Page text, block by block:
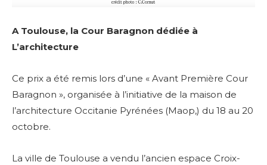
A Toulouse, la Cour Baragnon dédiée à
L’architecture
Ce prix a été remis lors d’une « Avant Première Cour
Baragnon », organisée à l’initiative de la maison de
l’architecture Occitanie Pyrénées (Maop,) du 18 au 20
octobre.
La ville de Toulouse a vendu l’ancien espace Croix-